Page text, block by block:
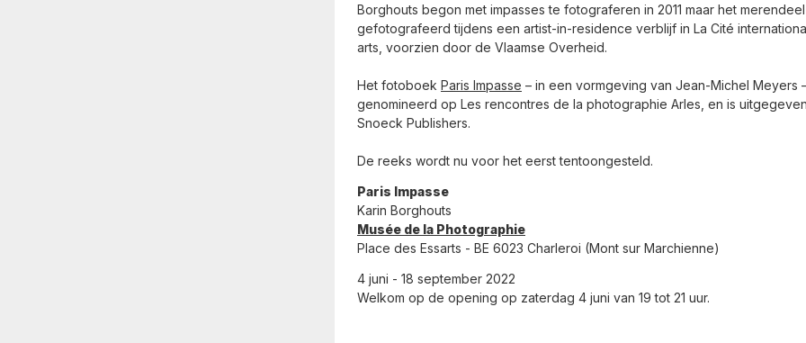
Borghouts begon met impasses te fotograferen in 2011 maar het
gefotografeerd tijdens een artist-in-residence verblijf in La Cité
arts, voorzien door de Vlaamse Overheid.
Het fotoboek Paris Impasse – in een vormgeving van Jean-Michel Meyers
genomineerd op Les rencontres de la photographie Arles, en is
Snoeck Publishers.
De reeks wordt nu voor het eerst tentoongesteld.
Paris Impasse
Karin Borghouts
Musée de la Photographie
Place des Essarts - BE 6023 Charleroi (Mont sur Marchienne)
4 juni - 18 september 2022
Welkom op de opening op zaterdag 4 juni van 19 tot 21 uur.